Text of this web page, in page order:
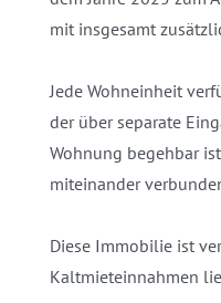
mit insgesamt
Jede Wohneinheit
der über separate
Wohnung begehbar
miteinander
Diese Immobilie ist
Kaltmieteinnahmen